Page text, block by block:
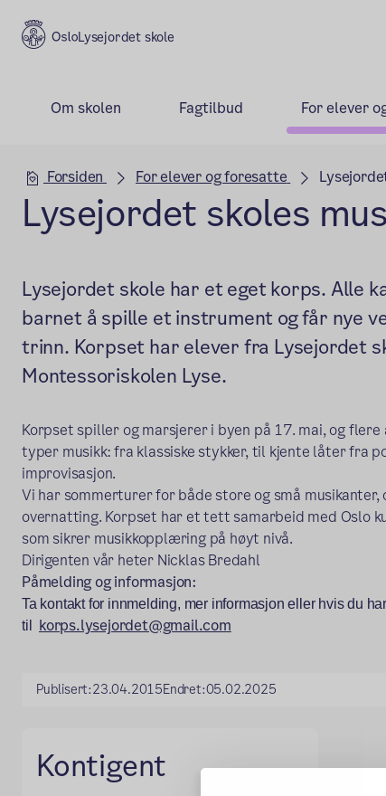
Lysejordet skole
Om skolen Fagtilbud For elever
Hovedseksjon
Forsiden For elever og foresatte
Lysejordet skoles
Lysejordet skole har et eget korps. Alle
barnet å spille et instrument og får nye
trinn. Korpset har elever fra Lysejordet
Montessoriskolen Lyse.
Korpset spiller og marsjerer i byen på 17. mai, og
typer musikk: fra klassiske stykker, til kjente låter fra
improvisasjon.
Vi har sommerturer for både store og små musikanter,
overnatting. Korpset har et tett samarbeid med Oslo
som sikrer musikkopplæring på høyt nivå.
Dirigenten vår heter Nicklas Bredahl
Påmelding og informasjon:
Ta kontakt for innmelding, mer informasjon eller hvis du
til korps.lysejordet@gmail.com
Publisert:23.04.2015Endret:05.02.2025
Kontigent